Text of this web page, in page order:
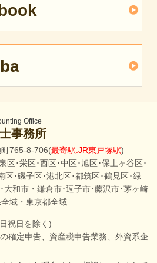
Office
事務所
765-8-706(最寄駅:JR東戸塚駅)
区･栄区･西区･中区･旭区･保土ヶ谷区･
区･磯子区･港北区･都筑区･鶴見区･緑
大和市・鎌倉市･逗子市･藤沢市･茅ヶ崎
域・東京都全域
祝日を除く)
確定申告、資産税申告業務、外資系企